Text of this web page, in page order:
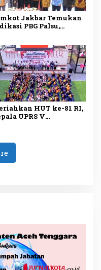
Jakbar Temukan
PBG Palsu,
HUT ke-81 RI,
UPRS V
Mogot